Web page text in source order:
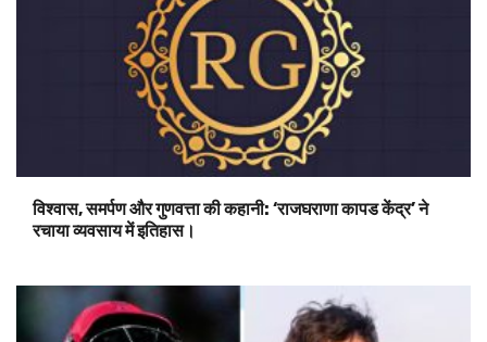
विश्वास, समर्पण और गुणवत्ता की कहानी: ‘राजघराणा कापड केंद्र’ ने
रचाया व्यवसाय में इतिहास।